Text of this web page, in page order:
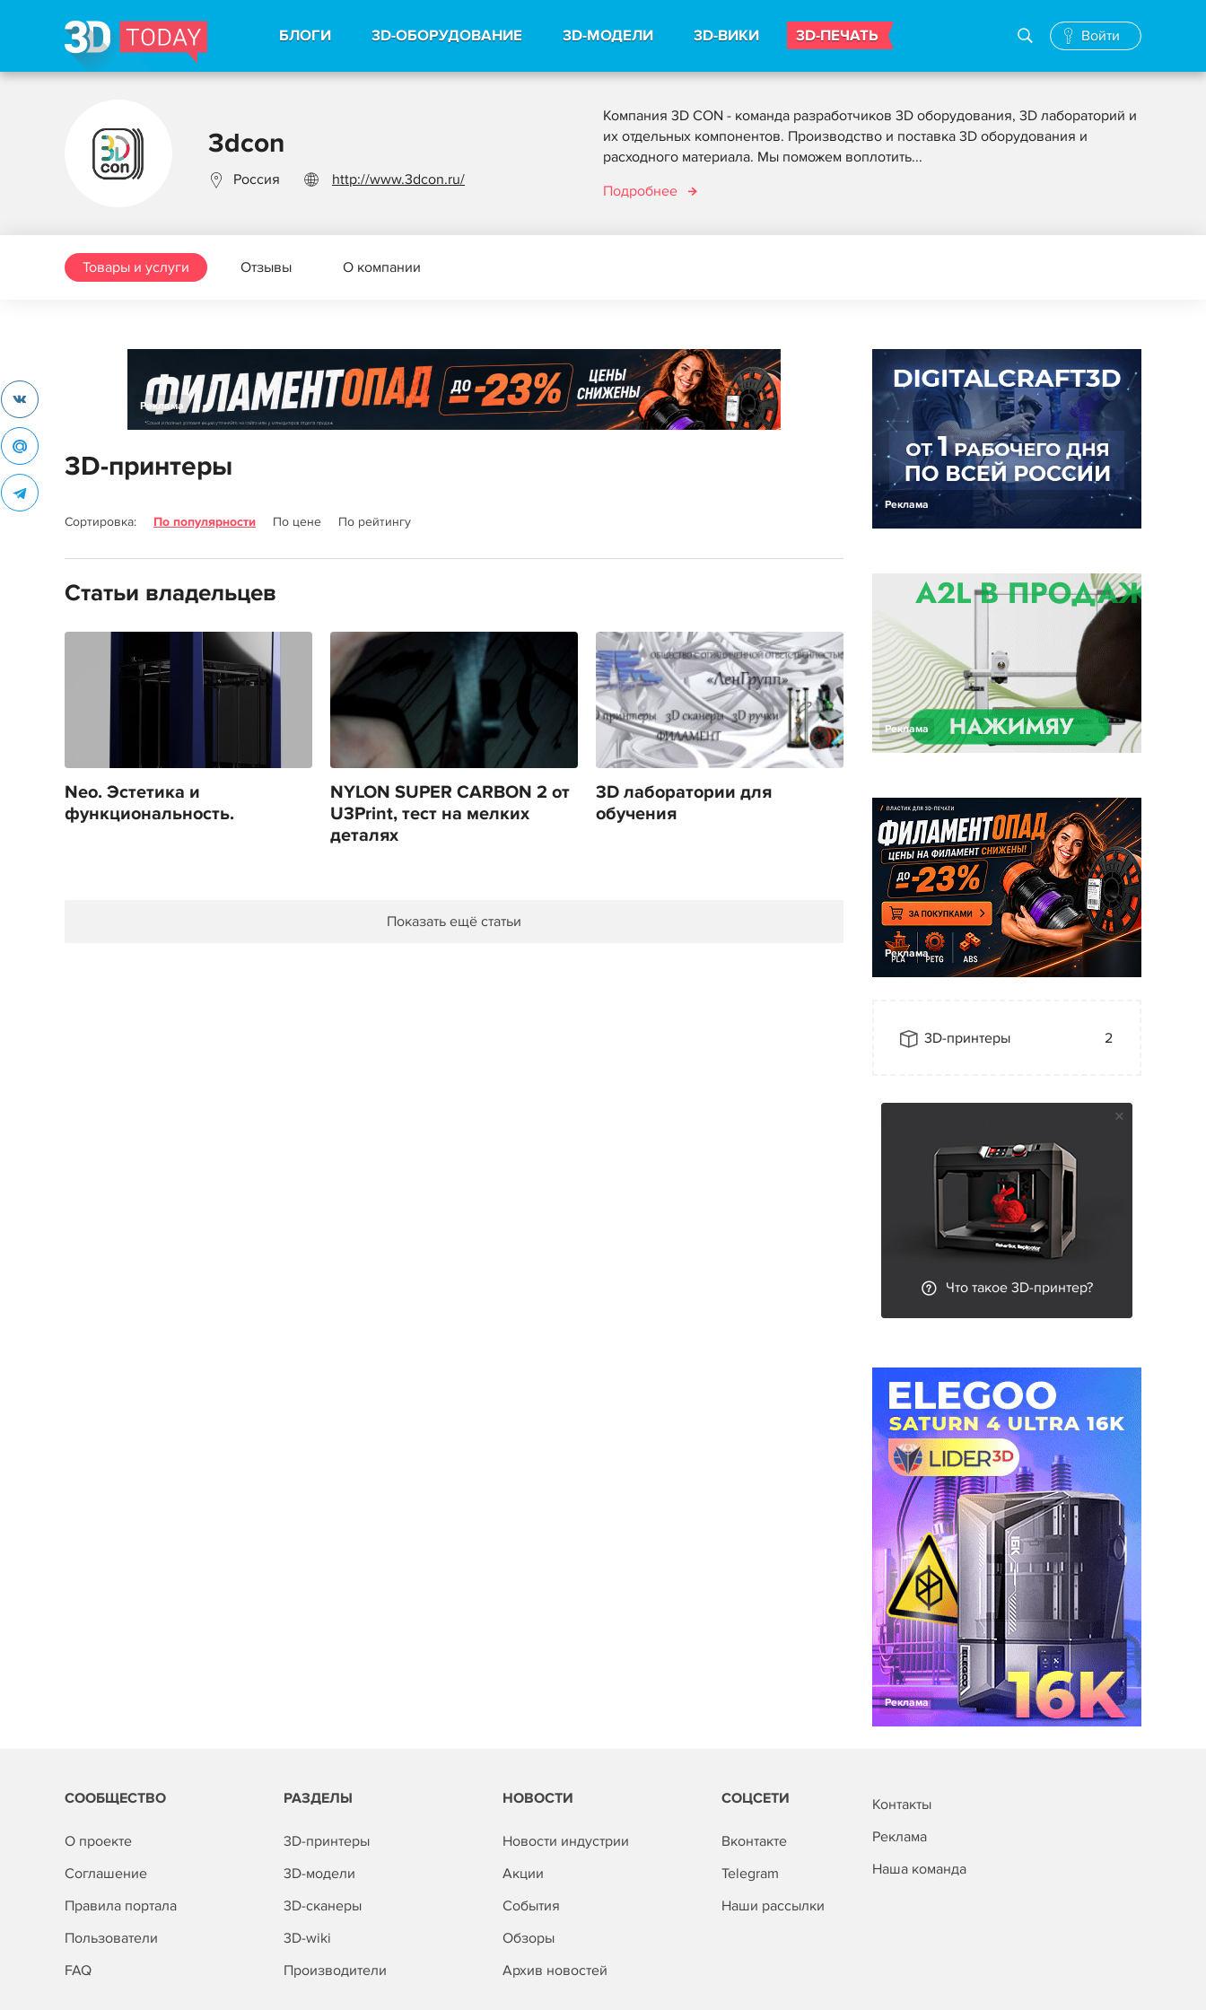
БЛОГИ 3D-ОБОРУДОВАНИЕ 3D-МОДЕЛИ 3D-ВИКИ 3D-ПЕЧАТЬ Войти
3dcon
Россия http://www.3dcon.ru/
Компания 3D CON - команда разработчиков 3D оборудования, 3D лабораторий и
их отдельных компонентов. Производство и поставка 3D оборудования и
расходного материала. Мы поможем воплотить...
Подробнее
Товары и услуги Отзывы О компании
Реклама
3D-принтеры
Сортировка: По популярности По цене По рейтингу
Статьи владельцев
Neo. Эстетика и
функциональность.
NYLON SUPER CARBON 2 от
U3Print, тест на мелких
деталях
3D лаборатории для
обучения
Показать ещё статьи
Реклама
Реклама
Реклама
3D-принтеры 2
Что такое 3D-принтер?
Реклама
СООБЩЕСТВО
О проекте
Соглашение
Правила портала
Пользователи
FAQ
РАЗДЕЛЫ
3D-принтеры
3D-модели
3D-сканеры
3D-wiki
Производители
НОВОСТИ
Новости индустрии
Акции
События
Обзоры
Архив новостей
СОЦСЕТИ
Вконтакте
Telegram
Наши рассылки
Контакты
Реклама
Наша команда